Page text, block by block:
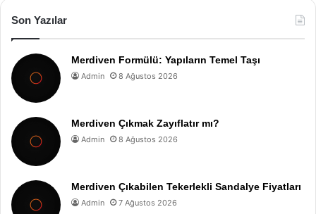
Son Yazılar
Merdiven Formülü: Yapıların Temel Taşı
Admin 8 Ağustos 2026
Merdiven Çıkmak Zayıflatır mı?
Admin 8 Ağustos 2026
Merdiven Çıkabilen Tekerlekli Sandalye Fiyatları
Admin 7 Ağustos 2026